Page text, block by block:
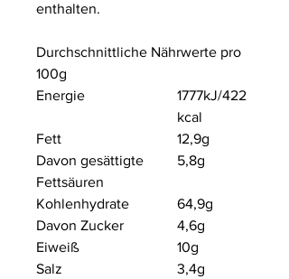
enthalten.
Durchschnittliche Nährwerte pro
100g
Energie
1777kJ/422
kcal
Fett
Davon gesättigte
Fettsäuren
12,9g
5,8g
Kohlenhydrate
Davon Zucker
64,9g
4,6g
Eiweiß
10g
Salz
3,4g